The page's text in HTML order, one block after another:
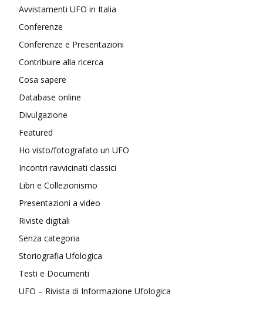
Avvistamenti UFO in Italia
Conferenze
Conferenze e Presentazioni
Contribuire alla ricerca
Cosa sapere
Database online
Divulgazione
Featured
Ho visto/fotografato un UFO
Incontri ravvicinati classici
Libri e Collezionismo
Presentazioni a video
Riviste digitali
Senza categoria
Storiografia Ufologica
Testi e Documenti
UFO – Rivista di Informazione Ufologica